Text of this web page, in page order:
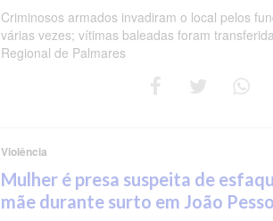
Criminosos armados invadiram o local pelos
várias vezes; vítimas baleadas foram
Regional de Palmares
Violência
Mulher é presa suspeita de
mãe durante surto em João